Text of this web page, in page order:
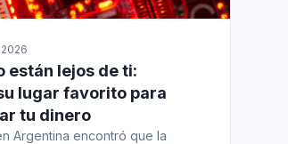
están lejos de ti:
lugar favorito para
tu dinero
Argentina encontró que la